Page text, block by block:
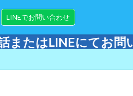
ス
LINEでお問い合わせ
にてお問い合わせ
ンス